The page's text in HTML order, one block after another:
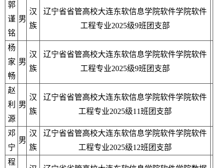
郭
谨
铭
男
汉
族
辽宁省省管高校大连东软信息学院软件学院软件
工程专业2025级9班团支部
杨
家
畅
男
汉
族
辽宁省省管高校大连东软信息学院软件学院软件
工程专业2025级9班团支部
赵
利
源
男
汉
族
辽宁省省管高校大连东软信息学院软件学院软件
工程专业2025级11班团支部
邓
宁
男
汉
族
辽宁省省管高校大连东软信息学院软件学院软件
工程专业2025级12班团支部
程